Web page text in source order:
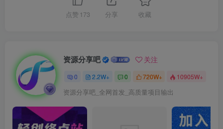
点赞 173 分享 收藏
资源分享吧 关注
0 2.2W+ 0 720W+ 10905W+
资源分享吧_全网首发_高质量项目输出